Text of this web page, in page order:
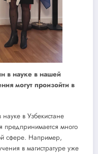
в науке в нашей
могут произойти в
в Узбекистане
предпринимается много
сфере. Например,
в магистратуре уже